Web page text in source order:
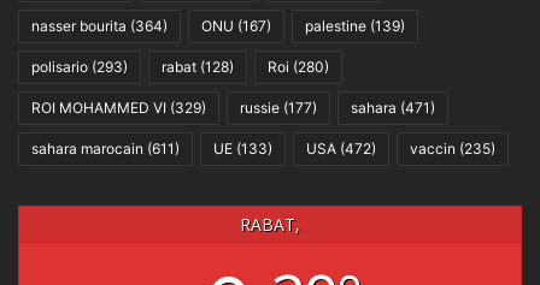
nasser bourita (364) ONU (167) palestine (139)
polisario (293) rabat (128) Roi (280)
ROI MOHAMMED VI (329) russie (177) sahara (471)
sahara marocain (611) UE (133) USA (472) vaccin (235)
RABAT,